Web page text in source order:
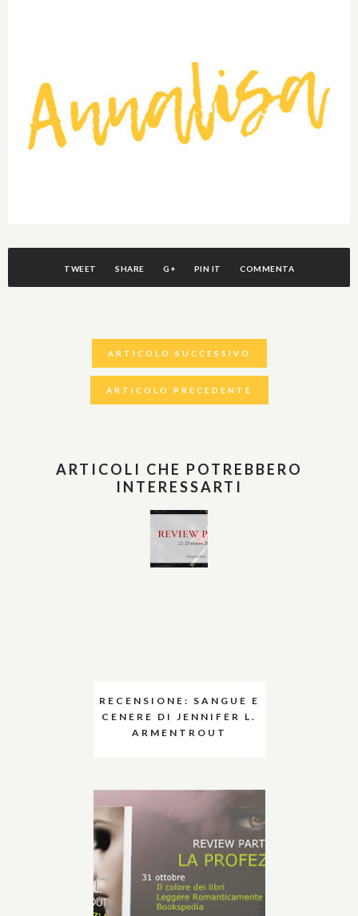
TWEET SHARE G+ PIN IT COMMENTA
ARTICOLO SUCCESSIVO
ARTICOLO PRECEDENTE
ARTICOLI CHE POTREBBERO
INTERESSARTI
RECENSIONE: SANGUE E
CENERE DI JENNIFER L.
ARMENTROUT